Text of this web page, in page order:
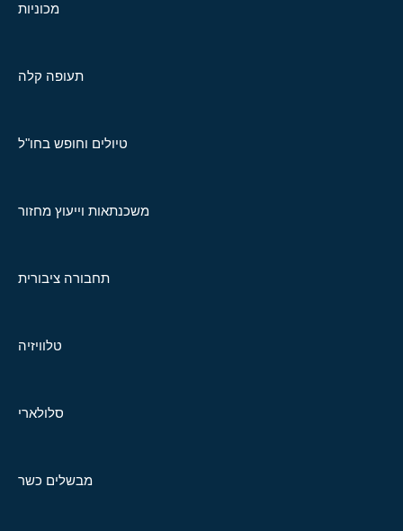
מכוניות
תעופה קלה
טיולים וחופש בחו"ל
משכנתאות וייעוץ מחזור
תחבורה ציבורית
טלוויזיה
סלולארי
מבשלים כשר